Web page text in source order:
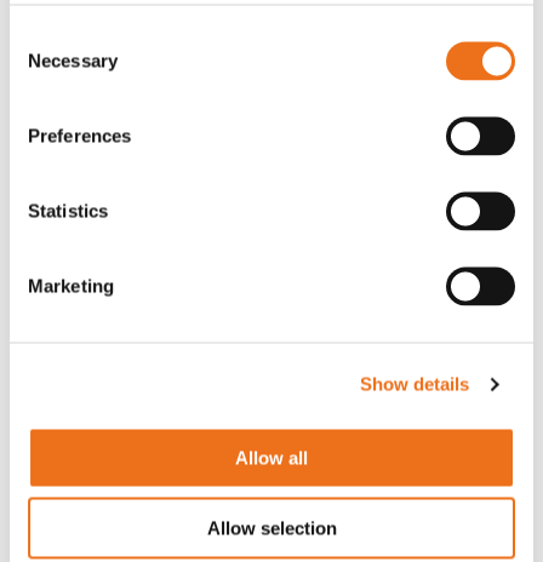
Selection
Necessary
Preferences
Statistics
Marketing
Show details
Allow all
Allow selection
traditionsedan 1979
Läs mer